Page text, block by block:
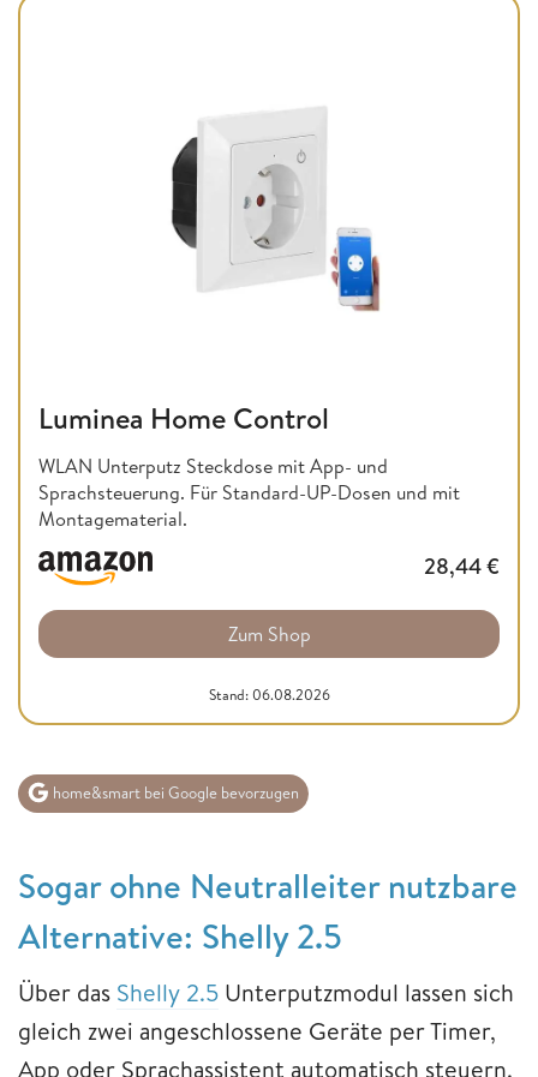
Luminea Home Control
WLAN Unterputz Steckdose mit App- und
Sprachsteuerung. Für Standard-UP-Dosen und mit
Montagematerial.
28,44€
Zum Shop
Stand: 06.08.2026
home&smart bei Google bevorzugen
Sogar ohne Neutralleiter nutzbare
Alternative: Shelly 2.5
Über das Shelly 2.5 Unterputzmodul lassen sich
gleich zwei angeschlossene Geräte per Timer,
App oder Sprachassistent automatisch steuern.